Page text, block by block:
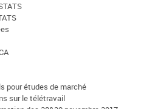
pour études de marché
sur le télétravail